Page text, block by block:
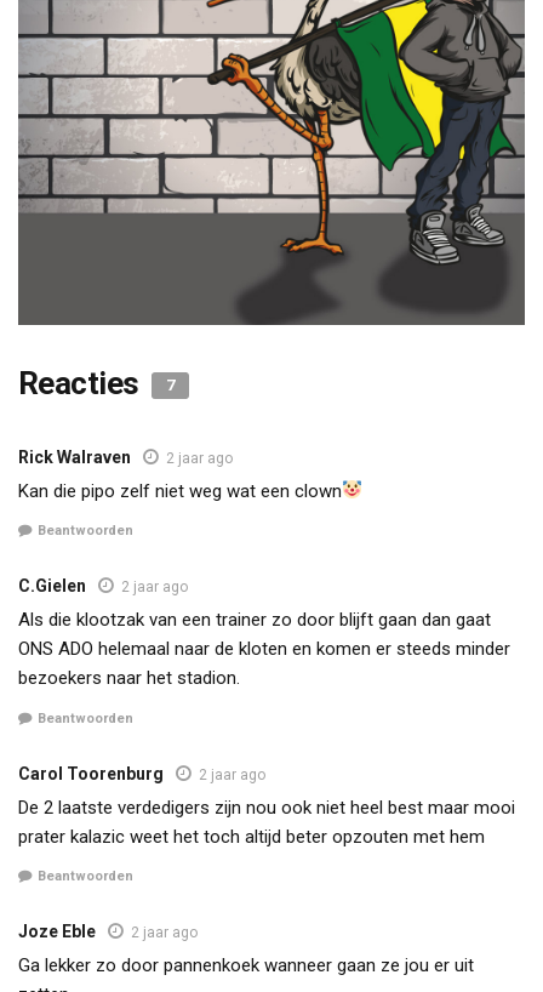
Reacties 7
Rick Walraven 2 jaar ago
Kan die pipo zelf niet weg wat een clown
Beantwoorden
C.Gielen 2 jaar ago
Als die klootzak van een trainer zo door blijft gaan dan gaat
ONS ADO helemaal naar de kloten en komen er steeds minder
bezoekers naar het stadion.
Beantwoorden
Carol Toorenburg 2 jaar ago
De 2 laatste verdedigers zijn nou ook niet heel best maar mooi
prater kalazic weet het toch altijd beter opzouten met hem
Beantwoorden
Joze Eble 2 jaar ago
Ga lekker zo door pannenkoek wanneer gaan ze jou er uit